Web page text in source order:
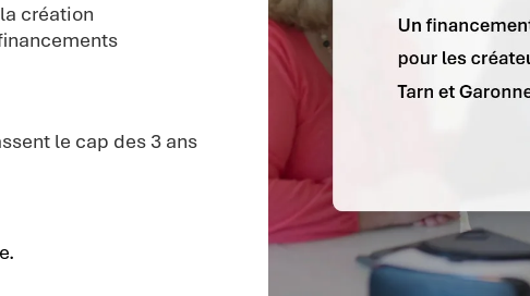
création
le cap des 3 ans